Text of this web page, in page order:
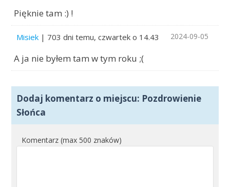
Pięknie tam :) !
Misiek | 703 dni temu, czwartek o 14.43 2024-09-05
A ja nie byłem tam w tym roku ;(
Dodaj komentarz o miejscu: Pozdrowienie
Słońca
Komentarz (max 500 znaków)